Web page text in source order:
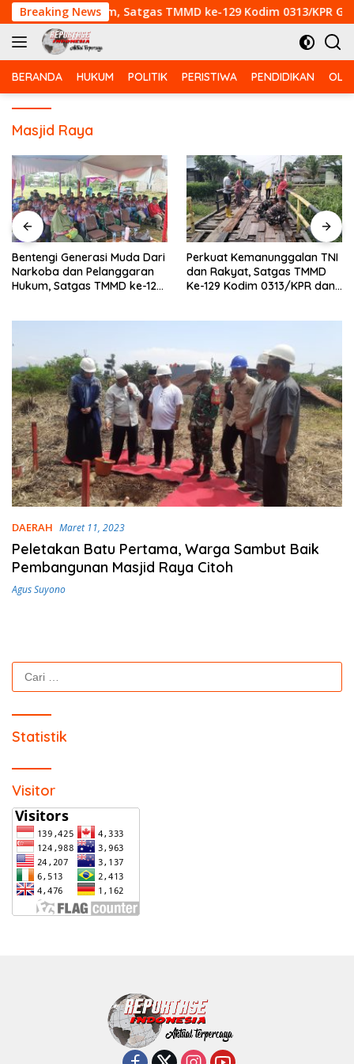
Langsung
ke
konten
Breaking News
Hukum, Satgas TMMD ke-129 Kodim 0313/KPR
BERANDA HUKUM POLITIK PERISTIWA PENDIDIKAN
Masjid Raya
Muda Dari
TMMD ke-129
Perkuat Kemanunggalan TNI
dan Rakyat, Satgas TMMD
Ke-129 Kodim 0313/KPR dan
Babinsa
Kodim 0313/
Patroli
DAERAH Maret 11, 2023
Peletakan Batu Pertama, Warga Sambut Baik
Pembangunan Masjid Raya Citoh
Agus Suyono
Cari
untuk:
Statistik
Visitor